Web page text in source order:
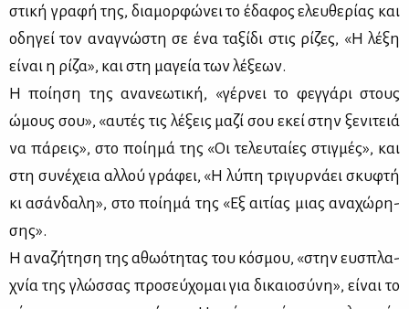
στι­κή γρα­φή της, δια­μορ­φώ­νει το έδα­φος ελευ­θε­ρί­ας και
οδη­γεί τον ανα­γνώ­στη σε ένα τα­ξί­δι στις ρί­ζες, «Η λέ­ξη
εί­ναι η ρί­ζα», και στη μα­γεία των λέ­ξε­ων.
Η ποί­η­ση της ανα­νε­ω­τι­κή, «γέρ­νει το φεγ­γά­ρι στους
ώμους σου», «αυ­τές τις λέ­ξεις μα­ζί σου εκεί στην ξε­νι­τειά
να πά­ρεις», στο ποί­η­μά της «Οι τε­λευ­ταί­ες στιγ­μές», και
στη συ­νέ­χεια αλ­λού γρά­φει, «Η λύ­πη τρι­γυρ­νά­ει σκυ­φτή
κι ασάν­δα­λη», στο ποί­η­μά της «Εξ αι­τί­ας μιας ανα­χώ­ρη­
σης».
Η ανα­ζή­τη­ση της αθω­ό­τη­τας του κό­σμου, «στην ευ­σπλα­
χνία της γλώσ­σας προ­σεύ­χο­μαι για δι­καιο­σύ­νη», εί­ναι το